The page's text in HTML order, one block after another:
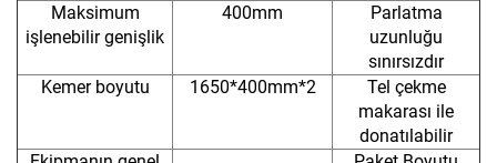
Maksimum
işlenebilir genişlik
400mm
Parlatma
uzunluğu
sınırsızdır
Kemer boyutu
1650*400mm*2
Tel çekme
makarası ile
donatılabilir